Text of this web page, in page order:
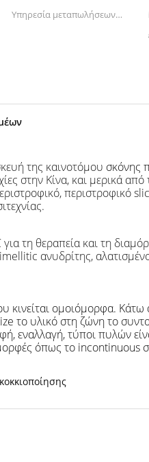
Υπηρεσία μεταπωλήσεων
της καινοτόμου σκόνης
στην Κίνα, και μερικά
περιστροφικό
τη θεραπεία και τη
ανυδρίτης,
ομοιόμορφα.
υλικό στη ζώνη το
,εναλλαγή, τύποι πυλών
όπως το incontinuous